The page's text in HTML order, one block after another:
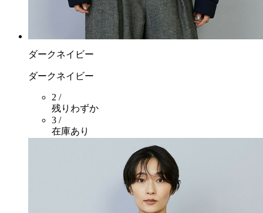
ダークネイビー
ダークネイビー
2 /
残りわずか
3 /
在庫あり